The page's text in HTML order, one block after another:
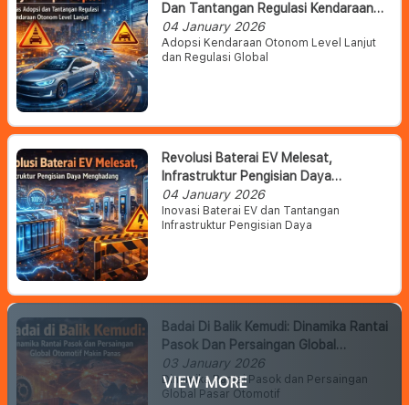
Dan Tantangan Regulasi Kendaraan
Otonom Level Lanjut
04 January 2026
Adopsi Kendaraan Otonom Level Lanjut
dan Regulasi Global
Revolusi Baterai EV Melesat,
Infrastruktur Pengisian Daya
Menghadang
04 January 2026
Inovasi Baterai EV dan Tantangan
Infrastruktur Pengisian Daya
Badai Di Balik Kemudi: Dinamika Rantai
Pasok Dan Persaingan Global
Otomotif Makin Panas
03 January 2026
Dinamika Rantai Pasok dan Persaingan
Global Pasar Otomotif
VIEW MORE